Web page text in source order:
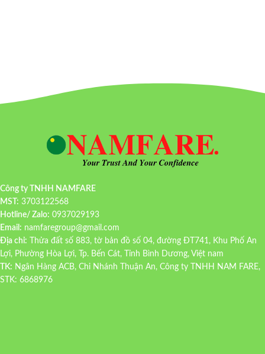
Công ty TNHH NAMFARE
MST: 3703122568
Hotline/ Zalo: 0937029193
Email: namfaregroup@gmail.com
Địa chỉ: Thửa đất số 883, tờ bản đồ số 04, đường ĐT741, Khu Phố An
Lợi, Phường Hòa Lợi, Tp. Bến Cát, Tỉnh Bình Dương, Việt nam
TK: Ngân Hàng ACB, Chi Nhánh Thuận An, Công ty TNHH NAM FARE,
STK: 6868976